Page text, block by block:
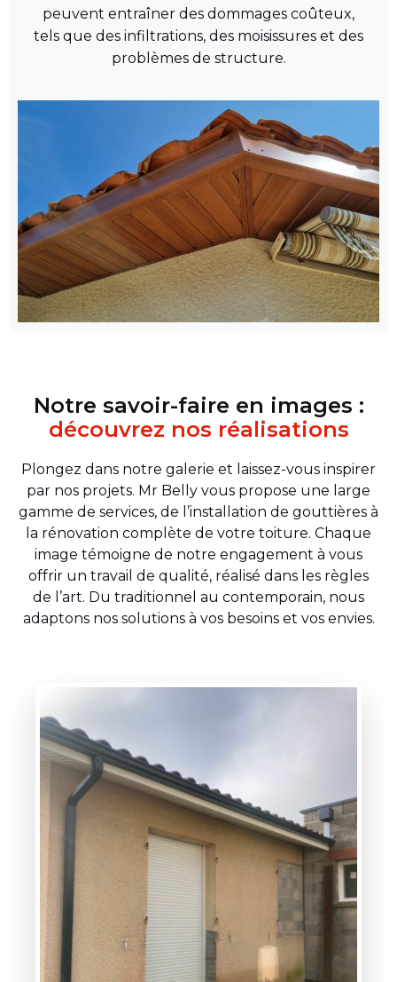
peuvent entraîner des dommages coûteux,
tels que des infiltrations, des moisissures et des
problèmes de structure.
Notre savoir-faire en images :
découvrez nos réalisations
Plongez dans notre galerie et laissez-vous inspirer
par nos projets. Mr Belly vous propose une large
gamme de services, de l’installation de gouttières à
la rénovation complète de votre toiture. Chaque
image témoigne de notre engagement à vous
offrir un travail de qualité, réalisé dans les règles
de l’art. Du traditionnel au contemporain, nous
adaptons nos solutions à vos besoins et vos envies.